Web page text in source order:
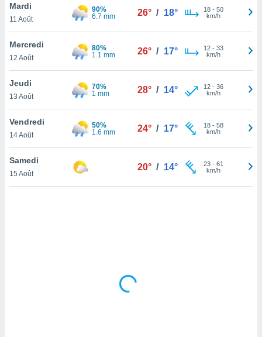
un
la
du
en
de
Mardi
11 Août
90%
6.7 mm
26° / 18° 18- 50
km/h
Mercredi
12 Août
80%
1.1 mm
26° / 17° 12- 33
km/h
Jeudi
13 Août
70%
1 mm
28° / 14° 12- 36
km/h
Vendredi
14 Août
50%
1.6 mm
24° / 17° 18- 58
km/h
Samedi
15 Août
20° / 14° 23- 61
km/h